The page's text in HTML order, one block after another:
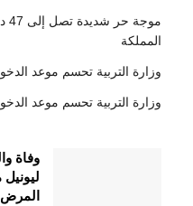
المملكة
وزارة التربية تحسم موعد الدخول
وزارة التربية تحسم موعد الدخول
وفاة
المرض